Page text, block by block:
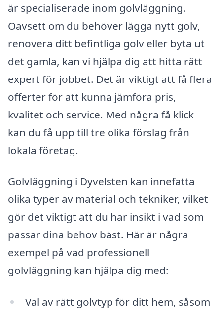
är specialiserade inom golvläggning.
Oavsett om du behöver lägga nytt golv,
renovera ditt befintliga golv eller byta ut
det gamla, kan vi hjälpa dig att hitta rätt
expert för jobbet. Det är viktigt att få flera
offerter för att kunna jämföra pris,
kvalitet och service. Med några få klick
kan du få upp till tre olika förslag från
lokala företag.
Golvläggning i Dyvelsten kan innefatta
olika typer av material och tekniker, vilket
gör det viktigt att du har insikt i vad som
passar dina behov bäst. Här är några
exempel på vad professionell
golvläggning kan hjälpa dig med:
Val av rätt golvtyp för ditt hem, såsom